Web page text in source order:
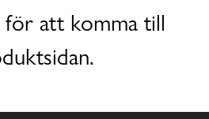
att komma till